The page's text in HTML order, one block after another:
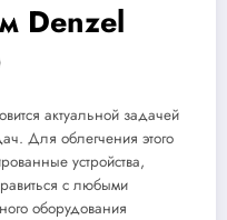
Denzel
актуальной задачей
Для облегчения этого
устройства,
с любыми
оборудования